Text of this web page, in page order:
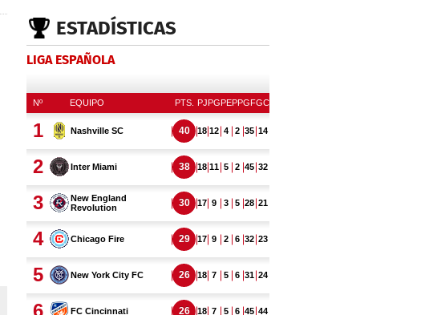
ESTADÍSTICAS
LIGA ESPAÑOLA